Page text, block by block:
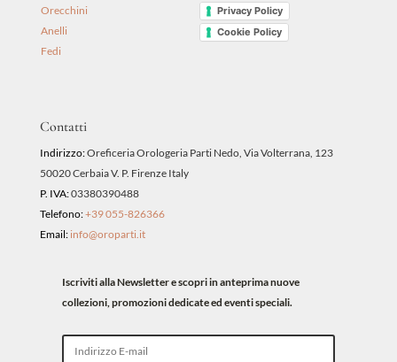
Orecchini
Anelli
Fedi
Privacy Policy
Cookie Policy
Contatti
Indirizzo:Oreficeria Orologeria Parti Nedo, Via Volterrana, 123
50020 Cerbaia V. P. Firenze Italy
P. IVA:03380390488
Telefono:+39 055-826366
Email: info@oroparti.it
Iscriviti alla Newsletter e scopri in anteprima nuove
collezioni, promozioni dedicate ed eventi speciali.